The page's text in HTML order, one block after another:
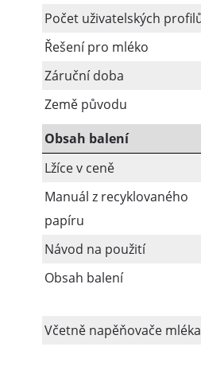
Počet uživatelských
Řešení pro mléko
Záruční doba
Země původu
Obsah balení
Lžíce v ceně
Manuál z recyklovaného
papíru
Návod na použití
Obsah balení
Včetně napěňovače mléka